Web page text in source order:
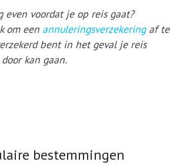
even voordat je op reis gaat?
om een annuleringsverzekeringaf te
bent in het geval je reis
kan gaan.
bestemmingen